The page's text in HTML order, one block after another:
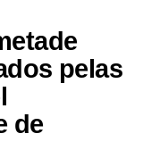
pelas
de